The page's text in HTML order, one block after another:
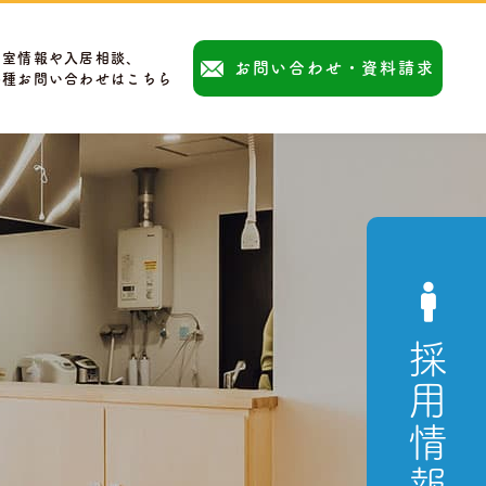
情報や入居相談、
お問い合わせはこちら
お問い合わせ・資料請求
採用情報